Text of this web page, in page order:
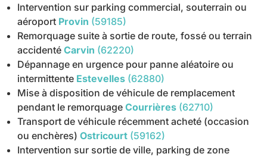
Intervention sur parking commercial, souterrain ou
aéroport Provin (59185)
Remorquage suite à sortie de route, fossé ou terrain
accidenté Carvin (62220)
Dépannage en urgence pour panne aléatoire ou
intermittente Estevelles (62880)
Mise à disposition de véhicule de remplacement
pendant le remorquage Courrières (62710)
Transport de véhicule récemment acheté (occasion
ou enchères) Ostricourt (59162)
Intervention sur sortie de ville, parking de zone